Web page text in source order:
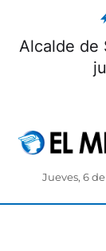
Alcalde de
Jueves, 6